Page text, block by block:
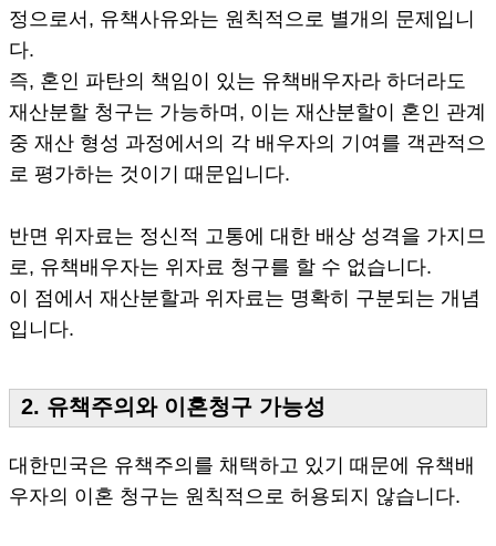
정으로서, 유책사유와는 원칙적으로 별개의 문제입니
다.
즉, 혼인 파탄의 책임이 있는 유책배우자라 하더라도
재산분할 청구는 가능하며, 이는 재산분할이 혼인 관계
중 재산 형성 과정에서의 각 배우자의 기여를 객관적으
로 평가하는 것이기 때문입니다.
반면 위자료는 정신적 고통에 대한 배상 성격을 가지므
로, 유책배우자는 위자료 청구를 할 수 없습니다.
이 점에서 재산분할과 위자료는 명확히 구분되는 개념
입니다.
2. 유책주의와 이혼청구 가능성
대한민국은 유책주의를 채택하고 있기 때문에 유책배
우자의 이혼 청구는 원칙적으로 허용되지 않습니다.